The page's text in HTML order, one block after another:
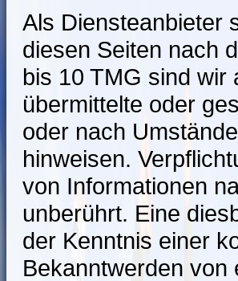
Als Diensteanbieter
diesen Seiten nach
bis 10 TMG sind wir
übermittelte oder
oder nach
hinweisen.
von Informationen
unberührt. Eine
der Kenntnis einer
Bekanntwerden